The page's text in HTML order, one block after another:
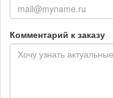
Комментарий к заказу